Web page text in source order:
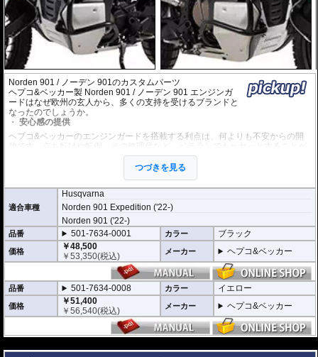
Norden 901 / ノーデン 901のカスタムパーツ
ヘプコ&ベッカー製 Norden 901 / ノーデン 901 エンジンガ
ードはなぜ欧州の玄人から、多くの支持を受けるブランドと
なったのでしょうか。
安心感の提供
ヘプコ&ベッカーのエンジンガードを搭載する利点は、何よりも不安からの開
放です。立ち転けや転倒、その修理代など、ベテランでもヒヤッとすることが
ヘプコ&ベッカーではツーリングを心から楽しむことを目指し、製品を開発、
万が一の有事から車体を守ります。直接のダメージを防ぐだけでなく、衝撃を
多点に分散し、全体的にダメージを少なくする効果が期待できます。
地面と車体の間への足の挟み込みなども防ぐことも大事な機能です。
品質の差別化
ヘプコ&ベッカーのエンジンガードにはパイプ内部に性質の異なる特殊強化パ
イプをさらに1本追加させた2重構造を採用。
肉厚スチールの加工が施されている車両接合ポイントはトライ&エラーより導
きだされた耐衝撃性に優れた構造です。
また多点支持や、パイプのつなぎ方も差し込みタイプとすることで、充分な強
度を確保。
これらのこだわりを元に、各所にツーリングライフの向上に貢献できるよう工
夫が施されています。
※オプションにエンジンガード/タンクガード バッグがあります。
つづきを見る
適合車種
Husqvarna
Norden 901 Expedition ('22-)
Norden 901 ('22-)
品番 501-7634-0001 カラー ブラック
価格
￥48,500
￥53,350(税込) メーカー ヘプコ&ベッカー
品番 501-7634-0008 カラー イエロー
価格
￥51,400
￥56,540(税込) メーカー ヘプコ&ベッカー